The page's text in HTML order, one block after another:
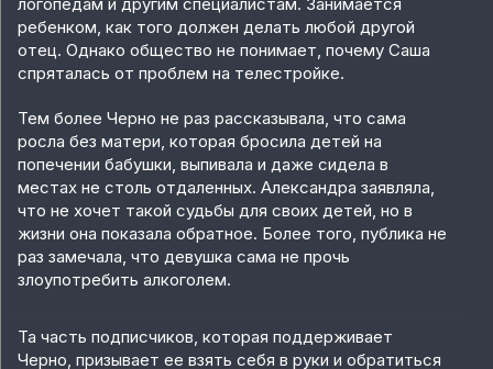
ребенком, как того должен делать любой другой
отец. Однако общество не понимает, почему Саша
спряталась от проблем на телестройке.
Тем более Черно не раз рассказывала, что сама
росла без матери, которая бросила детей на
попечении бабушки, выпивала и даже сидела в
местах не столь отдаленных. Александра заявляла,
что не хочет такой судьбы для своих детей, но в
жизни она показала обратное. Более того, публика не
раз замечала, что девушка сама не прочь
злоупотребить алкоголем.
Та часть подписчиков, которая поддерживает
Черно, призывает ее взять себя в руки и обратиться